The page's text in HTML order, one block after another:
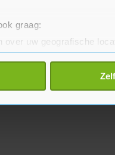
graag:
over uw geografische
door het actief te
gegevens worden
of intrekken in de